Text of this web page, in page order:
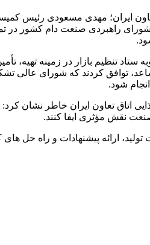
ایران؛ مهدی مسعودی رئیس
شورای راهبردی صنعت دام کشور در
ستاد تنظیم بازار در زمینه
توافق کردند که شورای عالی
شود.
اتاق تعاون ایران خاطر نشان
نقش مؤثری ایفا کنند.
ارائه پیشنهادات و راه حل